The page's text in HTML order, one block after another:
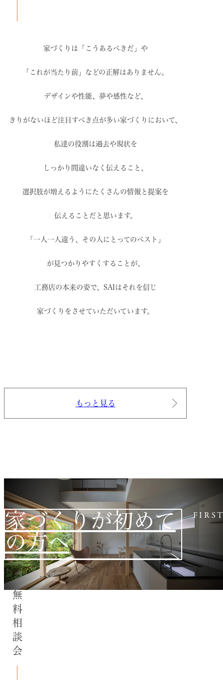
家づくりは「こうあるべきだ」や
「これが当たり前」などの正解はありません。
デザインや性能、夢や感性など、
きりがないほど注目すべき点が多い家づくりにおいて、
私達の役割は過去や現状を
しっかり間違いなく伝えること、
選択肢が増えるように たくさんの情報と提案を
伝えることだと思います。
「一人一人違う、その人にとってのベスト」
が見つかりやすくすることが、
工務店の本来の姿で、 SAIはそれを信じ
家づくりをさせていただいています。
もっと見る
家づくりが初めて
の方へ
無料相談会